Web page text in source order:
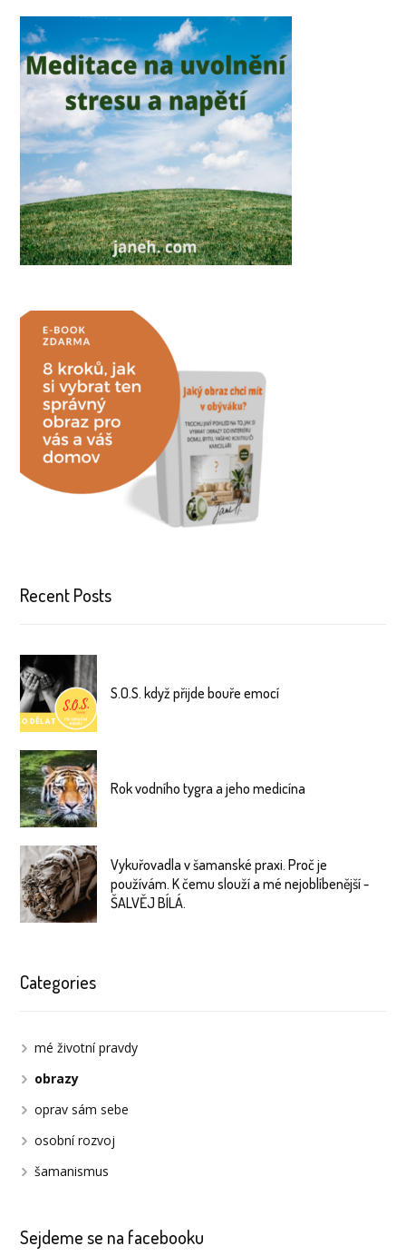
Recent Posts
S.O.S. když přijde bouře emocí
Rok vodního tygra a jeho medicína
Vykuřovadla v šamanské praxi. Proč je
používám. K čemu slouží a mé nejoblíbenější -
ŠALVĚJ BÍLÁ.
Categories
mé životní pravdy
obrazy
oprav sám sebe
osobní rozvoj
šamanismus
Sejdeme se na facebooku